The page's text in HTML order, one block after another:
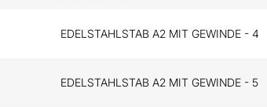
EDELSTAHLSTAB A2 MIT GEWINDE - 4
EDELSTAHLSTAB A2 MIT GEWINDE - 5